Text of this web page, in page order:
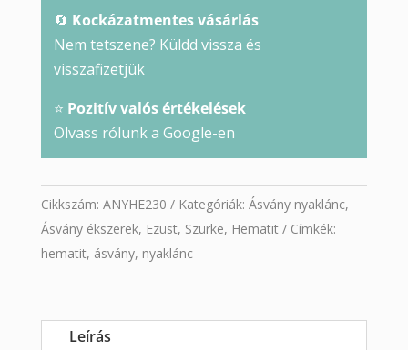
🔄 Kockázatmentes vásárlás
Nem tetszene? Küldd vissza és
visszafizetjük
⭐ Pozitív valós értékelések
Olvass rólunk a Google-en
Cikkszám: ANYHE230 Kategóriák: Ásvány nyaklánc,
Ásvány ékszerek, Ezüst, Szürke, Hematit
Címkék:
hematit, ásvány, nyaklánc
Leírás